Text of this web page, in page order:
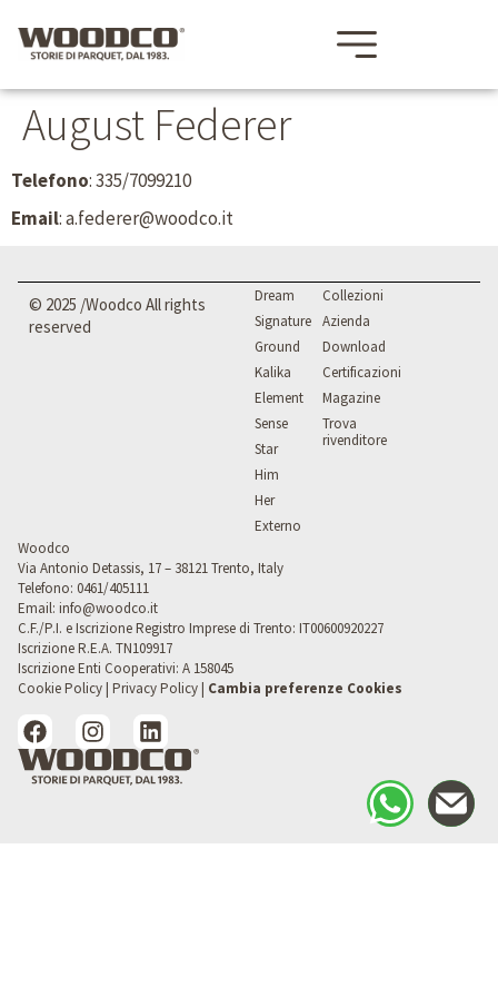
August Federer
Telefono: 335/7099210
Email: a.federer@woodco.it
© 2025 /Woodco All rights
reserved
Dream
Signature
Ground
Kalika
Element
Sense
Star
Him
Her
Externo
Collezioni
Azienda
Download
Certificazioni
Magazine
Trova
rivenditore
Woodco
Via Antonio Detassis, 17 – 38121 Trento, Italy
Telefono: 0461/405111
Email: info@woodco.it
C.F./P.I. e Iscrizione Registro Imprese di Trento: IT00600920227
Iscrizione R.E.A. TN109917
Iscrizione Enti Cooperativi: A 158045
Cookie Policy| Privacy Policy| Cambia preferenze Cookies